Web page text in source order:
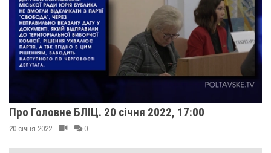
Про Головне БЛІЦ. 20 січня 2022, 17:00
20 січня 2022 0